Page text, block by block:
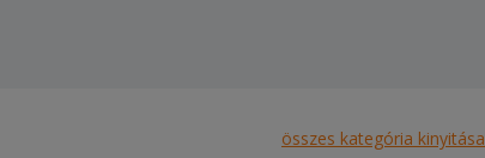
összes kategória kinyitása